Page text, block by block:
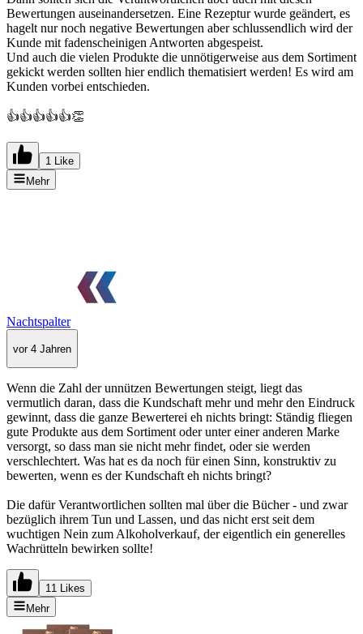
Bewertungen auseinandersetzen. Eine Rezeptur wurde geändert, es
hagelt nur noch negative Bewertungen aber schlussendlich wird der
Kunde mit fadenscheinigen Antworten abgespeist.
Und auch die vielen Produkte die unnötigerweise aus dem Sortiment
gekickt werden sollten hier endlich thematisiert werden! Es wird am
Kunden vorbei entschieden.
👍👍👍👍👍👏
1 Like
Mehr
Nachtspalter
vor 4 Jahren
Wenn die Zahl der unnützen Bewertungen steigt, liegt das
vermutlich daran, dass die Kundschaft mehr und mehr den Eindruck
gewinnt, dass die ganze Bewerterei eh nichts bringt: Ständig fliegen
gute Produkte aus dem Sortiment oder unter einer anderen Marke
versorgt, so dass man sie nicht mehr findet, oder sie werden
verschlechtert. Was hat es da noch für einen Sinn, konstruktiv zu
bewerten, wenn es der Kundschaft eh nichts bringt?
Die dafür Verantwortlichen sollten mal über die Bücher - und zwar
bezüglich ihrem Tun und Lassen, und das nicht erst seit dem
wuchtigen Nein zum Alkoholverkauf, der eigentlich ein generelles
Wachrütteln bewirken sollte!
11 Likes
Mehr